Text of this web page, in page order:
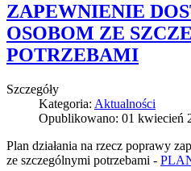
ZAPEWNIENIE
OSOBOM ZE
POTRZEBAMI
Szczegóły
Kategoria: Aktualności
Opublikowano: 01 kwiecień
Plan działania na rzecz poprawy
ze szczególnymi potrzebami -